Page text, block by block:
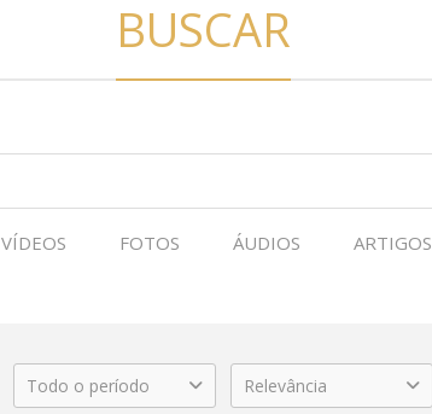
BUSCAR
VÍDEOS FOTOS ÁUDIOS ARTIGOS
Todo o período Relevância